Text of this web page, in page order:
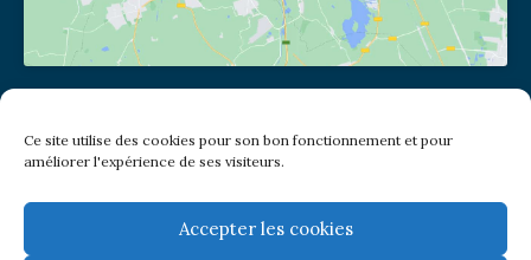
Ce site utilise des cookies pour son bon fonctionnement et pour
améliorer l'expérience de ses visiteurs.
Accepter les cookies
(pas de courrier à cette adresse)
2 place Jules Joffrin - 75018
Metro: Jules Joffrin ou Simplon
Bus : Mairie du XVIII